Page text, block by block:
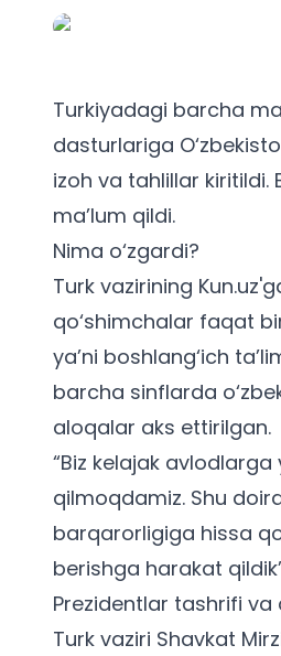
Turkiyadagi barcha
dasturlariga
izoh va tahlillar kiritildi.
ma’lum qildi.
Nima o‘zgardi?
Turk vazirining
qo‘shimchalar faqat
ya’ni boshlang‘ich
barcha sinflarda
aloqalar aks ettirilgan.
“Biz kelajak
qilmoqdamiz. Shu
barqarorligiga hissa
berishga harakat
Prezidentlar tashrifi
Turk vaziri Shavkat